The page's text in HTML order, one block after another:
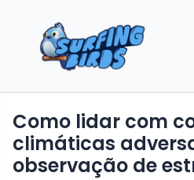
Como lidar com
climáticas
observação de